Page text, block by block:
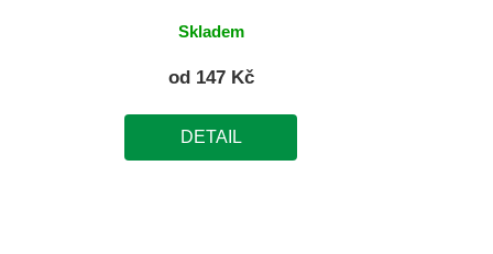
Skladem
od 147 Kč
DETAIL